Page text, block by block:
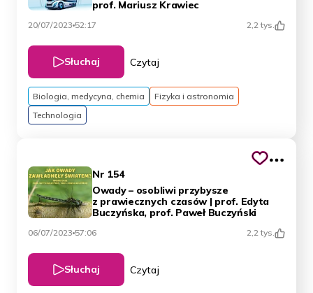
prof. Mariusz Krawiec
20/07/2023 52:17 2,2 tys.
Słuchaj Czytaj
Biologia, medycyna, chemia
Fizyka i astronomia
Technologia
Nr 154
Owady – osobliwi przybysze
z prawiecznych czasów | prof. Edyta
Buczyńska, prof. Paweł Buczyński
06/07/2023 57:06 2,2 tys.
Słuchaj Czytaj